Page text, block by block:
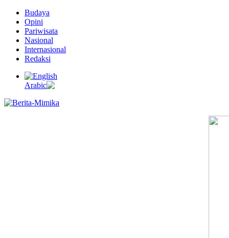
Budaya
Opini
Pariwisata
Nasional
Internasional
Redaksi